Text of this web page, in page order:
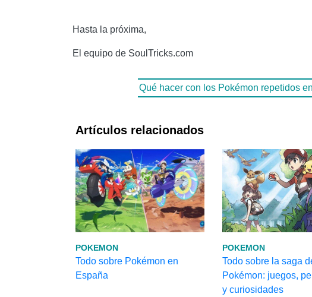
Hasta la próxima,
El equipo de SoulTricks.com
Qué hacer con los Pokémon repetidos
Artículos relacionados
POKEMON
Todo sobre Pokémon en
España
POKEMON
Todo sobre la saga
Pokémon: juegos,
y curiosidades